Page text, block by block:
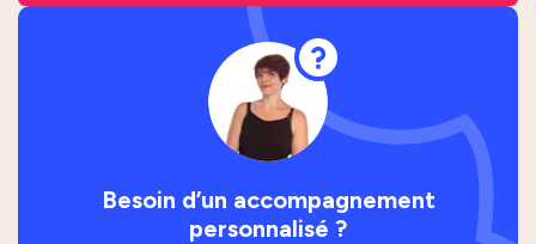
Besoin d’un accompagnement
personnalisé ?